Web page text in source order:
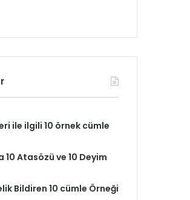
ile ilgili 10 örnek cümle
10 Atasözü ve 10 Deyim
Bildiren 10 cümle Örneği